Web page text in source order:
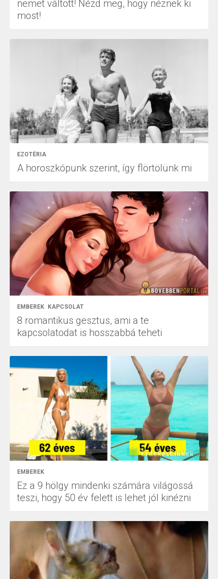
nemet váltott! Nézd meg, hogy néznek ki
most!
EZOTÉRIA
A horoszkópunk szerint, így flörtölünk mi
EMBEREK KAPCSOLAT
8 romantikus gesztus, ami a te
kapcsolatodat is hosszabbá teheti
EMBEREK
Ez a 9 hölgy mindenki számára világossá
teszi, hogy 50 év felett is lehet jól kinézni